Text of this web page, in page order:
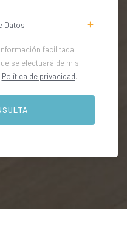
Datos
facilitada
se efectuará de mis
Política de privacidad.